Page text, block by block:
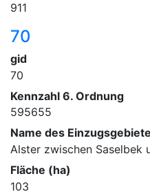
911
70
gid
70
Kennzahl 6. Ordnung
595655
Name des
Alster zwischen Saselbek
Fläche (ha)
103